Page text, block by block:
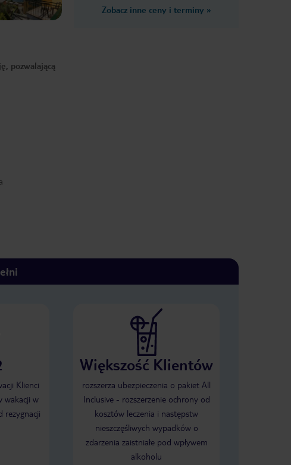
Zobacz inne ceny i terminy »
pozwalającą
Klienci
wakacji w
rezygnacji
Większość Klientów
rozszerza ubezpieczenia o pakiet All
Inclusive - rozszerzenie ochrony od
kosztów leczenia i następstw
nieszczęśliwych wypadków o
zdarzenia zaistniałe pod wpływem
alkoholu